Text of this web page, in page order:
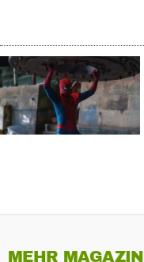
MEHR MAGAZIN